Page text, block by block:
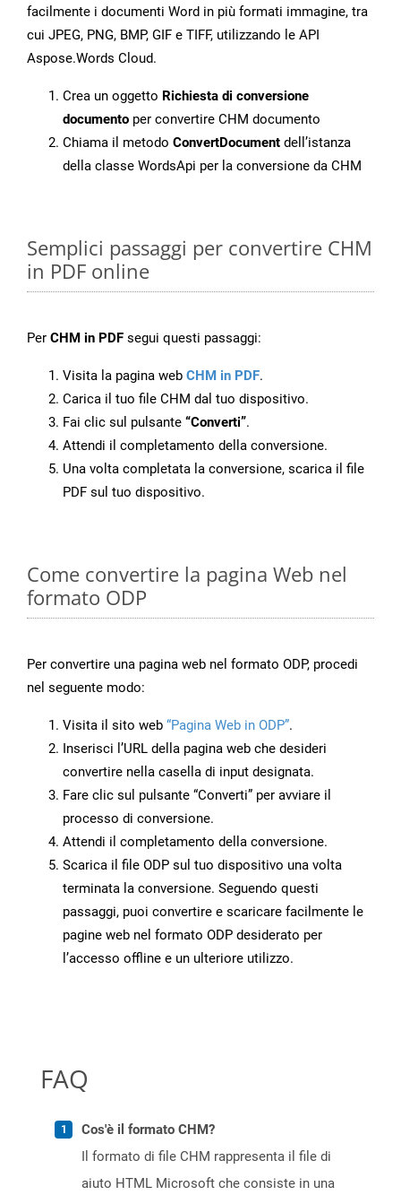
facilmente i documenti Word in più formati immagine, tra
cui JPEG, PNG, BMP, GIF e TIFF, utilizzando le API
Aspose.Words Cloud.
Crea un oggetto Richiesta di conversione
documento per convertire CHM documento
Chiama il metodo ConvertDocument dell’istanza
della classe WordsApi per la conversione da CHM
Semplici passaggi per convertire CHM
in PDF online
Per CHM in PDF segui questi passaggi:
Visita la pagina web CHM in PDF.
Carica il tuo file CHM dal tuo dispositivo.
Fai clic sul pulsante “Converti”.
Attendi il completamento della conversione.
Una volta completata la conversione, scarica il file
PDF sul tuo dispositivo.
Come convertire la pagina Web nel
formato ODP
Per convertire una pagina web nel formato ODP, procedi
nel seguente modo:
Visita il sito web “Pagina Web in ODP”.
Inserisci l’URL della pagina web che desideri
convertire nella casella di input designata.
Fare clic sul pulsante “Converti” per avviare il
processo di conversione.
Attendi il completamento della conversione.
Scarica il file ODP sul tuo dispositivo una volta
terminata la conversione. Seguendo questi
passaggi, puoi convertire e scaricare facilmente le
pagine web nel formato ODP desiderato per
l’accesso offline e un ulteriore utilizzo.
FAQ
Cos'è il formato CHM?
Il formato di file CHM rappresenta il file di
aiuto HTML Microsoft che consiste in una